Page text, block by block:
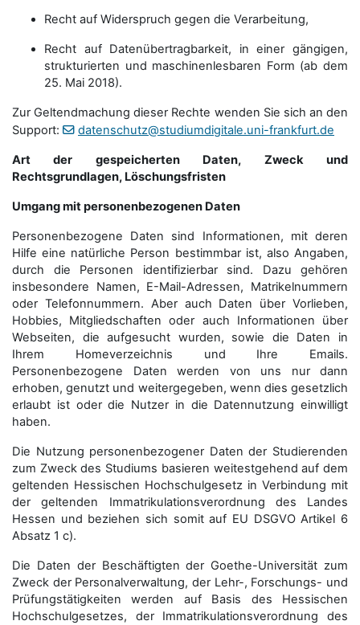
Recht auf Widerspruch gegen die Verarbeitung,
Recht auf Datenübertragbarkeit, in einer gängigen,
strukturierten und maschinenlesbaren Form (ab dem
25. Mai 2018).
Zur Geltendmachung dieser Rechte wenden Sie sich an den
Support:
datenschutz@studiumdigitale.uni-frankfurt.de
Art der gespeicherten Daten, Zweck und
Rechtsgrundlagen, Löschungsfristen
Umgang mit personenbezogenen Daten
Personenbezogene Daten sind Informationen, mit deren
Hilfe eine natürliche Person bestimmbar ist, also Angaben,
durch die Personen identifizierbar sind. Dazu gehören
insbesondere Namen, E-Mail-Adressen, Matrikelnummern
oder Telefonnummern. Aber auch Daten über Vorlieben,
Hobbies, Mitgliedschaften oder auch Informationen über
Webseiten, die aufgesucht wurden, sowie die Daten in
Ihrem Homeverzeichnis und Ihre Emails.
Personenbezogene Daten werden von uns nur dann
erhoben, genutzt und weitergegeben, wenn dies gesetzlich
erlaubt ist oder die Nutzer in die Datennutzung einwilligt
haben.
Die Nutzung personenbezogener Daten der Studierenden
zum Zweck des Studiums basieren weitestgehend auf dem
geltenden Hessischen Hochschulgesetz in Verbindung mit
der geltenden Immatrikulationsverordnung des Landes
Hessen und beziehen sich somit auf EU DSGVO Artikel 6
Absatz 1 c).
Die Daten der Beschäftigten der Goethe-Universität zum
Zweck der Personal­verwaltung, der Lehr-, Forschungs- und
Prüfungstätigkeiten werden auf Basis des Hessischen
Hochschulgesetzes, der Immatrikulations­verordnung des